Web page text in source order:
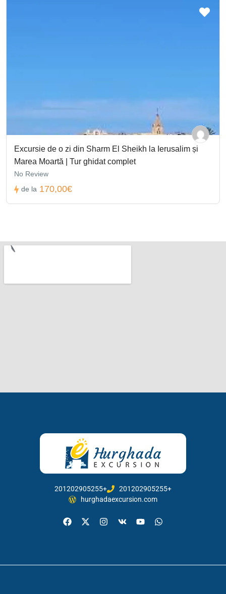
Excursie de o zi din Sharm El Sheikh la Ierusalim și
Marea Moartă | Tur ghidat complet
No Review
de la 170,00€
201202905255+
201202905255+
hurghadaexcursion.com